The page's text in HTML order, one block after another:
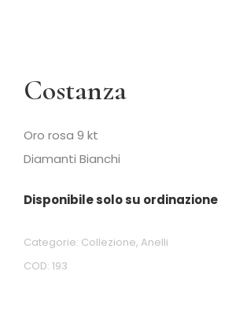
Costanza
Oro rosa 9 kt
Diamanti Bianchi
Disponibile solo su ordinazione
COD: 193
Categorie: Collezione, Anelli